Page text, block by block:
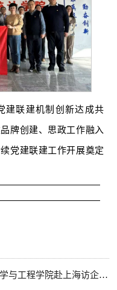
建联建机制创新达成共
牌创建、思政工作融入
党建联建工作开展奠定
工程学院赴上海访企拓岗